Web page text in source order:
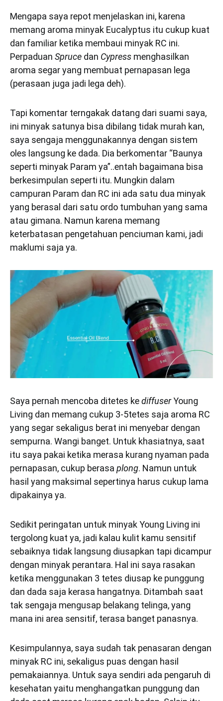
Mengapa saya repot menjelaskan ini, karena
memang aroma minyak Eucalyptus itu cukup kuat
dan familiar ketika membaui minyak RC ini.
Perpaduan Spruce dan Cypress menghasilkan
aroma segar yang membuat pernapasan lega
(perasaan juga jadi lega deh).
Tapi komentar terngakak datang dari suami saya,
ini minyak satunya bisa dibilang tidak murah kan,
saya sengaja menggunakannya dengan sistem
oles langsung ke dada. Dia berkomentar “Baunya
seperti minyak Param ya”..entah bagaimana bisa
berkesimpulan seperti itu. Mungkin dalam
campuran Param dan RC ini ada satu dua minyak
yang berasal dari satu ordo tumbuhan yang sama
atau gimana. Namun karena memang
keterbatasan pengetahuan penciuman kami, jadi
maklumi saja ya.
Saya pernah mencoba ditetes kediffuserYoung
Living dan memang cukup 3-5tetes saja aroma RC
yang segar sekaligus berat ini menyebar dengan
sempurna. Wangi banget. Untuk khasiatnya, saat
itu saya pakai ketika merasa kurang nyaman pada
pernapasan, cukup berasa plong. Namun untuk
hasil yang maksimal sepertinya harus cukup lama
dipakainya ya.
Sedikit peringatan untuk minyak Young Living ini
tergolong kuat ya, jadi kalau kulit kamu sensitif
sebaiknya tidak langsung diusapkan tapi dicampur
dengan minyak perantara. Hal ini saya rasakan
ketika menggunakan 3 tetes diusap ke punggung
dan dada saja kerasa hangatnya. Ditambah saat
tak sengaja mengusap belakang telinga, yang
mana ini area sensitif, terasa banget panasnya.
Kesimpulannya, saya sudah tak penasaran dengan
minyak RC ini, sekaligus puas dengan hasil
pemakaiannya. Untuk saya sendiri ada pengaruh di
kesehatan yaitu menghangatkan punggung dan